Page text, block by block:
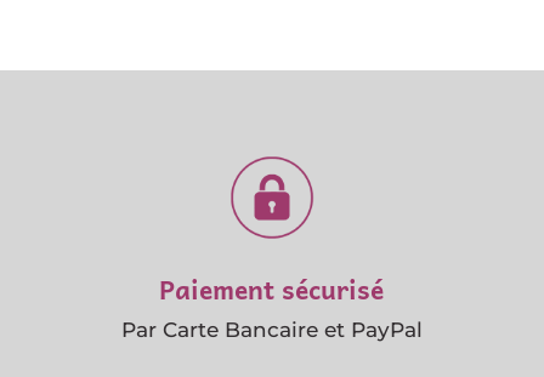
Paiement sécurisé
Par Carte Bancaire et PayPal